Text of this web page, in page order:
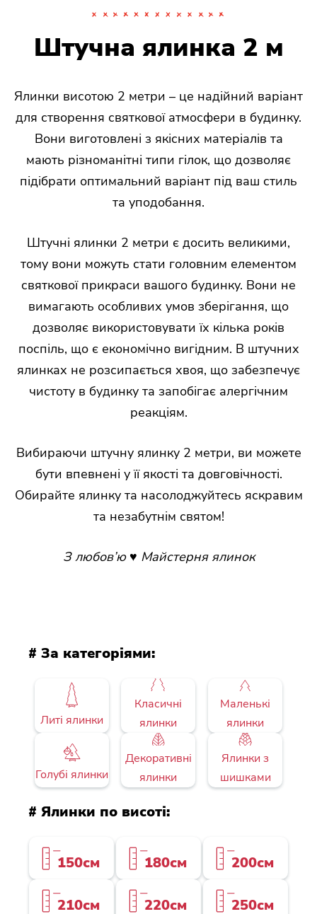
Штучна ялинка 2 м
Ялинки висотою 2 метри – це надійний варіант
для створення святкової атмосфери в будинку.
Вони виготовлені з якісних матеріалів та
мають різноманітні типи гілок, що дозволяє
підібрати оптимальний варіант під ваш стиль
та уподобання.
Штучні ялинки 2 метри є досить великими,
тому вони можуть стати головним елементом
святкової прикраси вашого будинку. Вони не
вимагають особливих умов зберігання, що
дозволяє використовувати їх кілька років
поспіль, що є економічно вигідним. В штучних
ялинках не розсипається хвоя, що забезпечує
чистоту в будинку та запобігає алергічним
реакціям.
Вибираючи штучну ялинку 2 метри, ви можете
бути впевнені у її якості та довговічності.
Обирайте ялинку та насолоджуйтесь яскравим
та незабутнім святом!
З любов’ю ♥ Майстерня ялинок
# За категоріями:
Литі ялинки
Класичні
ялинки
Маленькі
ялинки
Голубі ялинки
Декоративні
ялинки
Ялинки з
шишками
# Ялинки по висоті:
150см 180см 200см
210см 220см 250см